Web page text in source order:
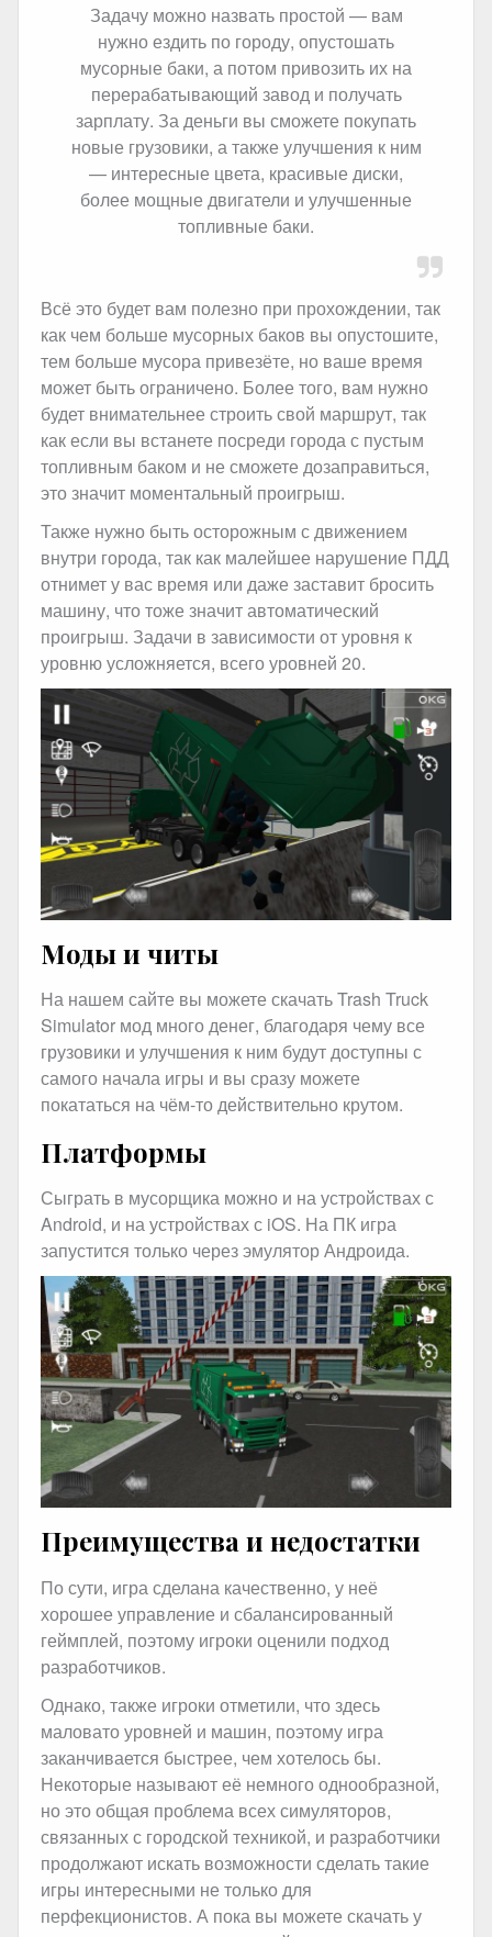
Задачу можно назвать простой — вам
нужно ездить по городу, опустошать
мусорные баки, а потом привозить их на
перерабатывающий завод и получать
зарплату. За деньги вы сможете покупать
новые грузовики, а также улучшения к ним
— интересные цвета, красивые диски,
более мощные двигатели и улучшенные
топливные баки.
Всё это будет вам полезно при прохождении, так
как чем больше мусорных баков вы опустошите,
тем больше мусора привезёте, но ваше время
может быть ограничено. Более того, вам нужно
будет внимательнее строить свой маршрут, так
как если вы встанете посреди города с пустым
топливным баком и не сможете дозаправиться,
это значит моментальный проигрыш.
Также нужно быть осторожным с движением
внутри города, так как малейшее нарушение ПДД
отнимет у вас время или даже заставит бросить
машину, что тоже значит автоматический
проигрыш. Задачи в зависимости от уровня к
уровню усложняется, всего уровней 20.
Моды и читы
На нашем сайте вы можете скачать Trash Truck
Simulator мод много денег, благодаря чему все
грузовики и улучшения к ним будут доступны с
самого начала игры и вы сразу можете
покататься на чём-то действительно крутом.
Платформы
Сыграть в мусорщика можно и на устройствах с
Android, и на устройствах с iOS. На ПК игра
запустится только через эмулятор Андроида.
Преимущества и недостатки
По сути, игра сделана качественно, у неё
хорошее управление и сбалансированный
геймплей, поэтому игроки оценили подход
разработчиков.
Однако, также игроки отметили, что здесь
маловато уровней и машин, поэтому игра
заканчивается быстрее, чем хотелось бы.
Некоторые называют её немного однообразной,
но это общая проблема всех симуляторов,
связанных с городской техникой, и разработчики
продолжают искать возможности сделать такие
игры интересными не только для
перфекционистов. А пока вы можете скачать у